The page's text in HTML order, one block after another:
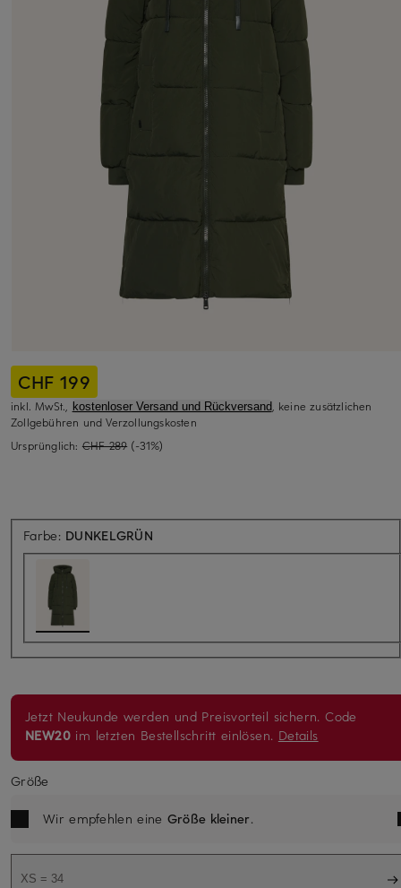
CHF 199
inkl. MwSt., kostenloser Versand und Rückversand, keine zusätzlichen
Zollgebühren und Verzollungskosten
Ursprünglich: CHF 289 (-31%)
Farbe: DUNKELGRÜN
Jetzt Neukunde werden und Preisvorteil sichern. Code
NEW20 im letzten Bestellschritt einlösen. Details
Größe
Wir empfehlen eine Größe kleiner.
XS = 34